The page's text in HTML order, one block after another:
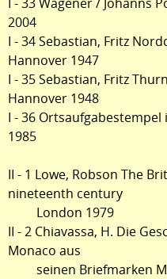
2004
I - 34 Sebastian, Fritz
Hannover 1947
I - 35 Sebastian, Fritz
Hannover 1948
I - 36
1985
II - 1 Lowe, Robson The
nineteenth century
London 1979
II - 2 Chiavassa, H. Die
Monaco aus
seinen Briefmarken